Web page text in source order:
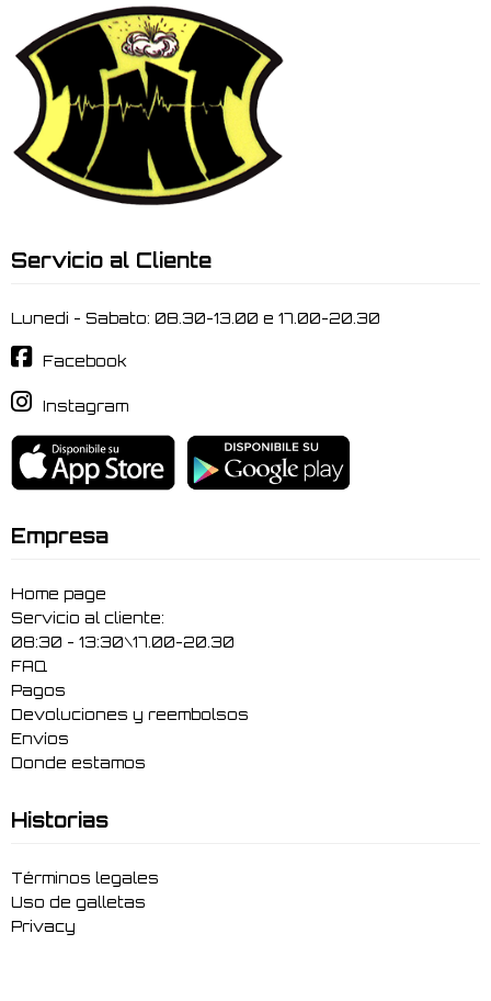
Servicio al Cliente
Lunedi - Sabato: 08.30-13.00 e 17.00-20.30
Facebook
Instagram
Empresa
Home page
Servicio al cliente:
08:30 - 13:30\17.00-20.30
FAQ
Pagos
Devoluciones y reembolsos
Envíos
Donde estamos
Historias
Términos legales
Uso de galletas
Privacy